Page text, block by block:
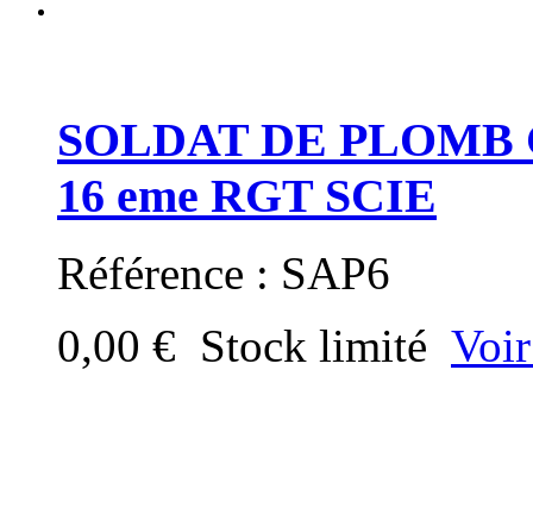
SOLDAT DE
16 eme RGT SCIE
Référence : SAP6
0,00 € Stock limité